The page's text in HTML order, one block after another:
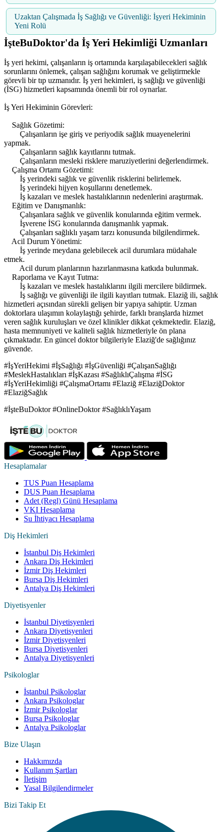
Uzaktan Çalışmada İş Sağlığı ve Güvenliği: İşyeri Hekiminin
Yeni Rolü
İşteBuDoktor'da İş Yeri Hekimliği Uzmanları
İş yeri hekimi, çalışanların iş ortamında karşılaşabilecekleri sağlık
sorunlarını önlemek, çalışan sağlığını korumak ve geliştirmekle
görevli bir tıp uzmanıdır. İş yeri hekimleri, iş sağlığı ve güvenliği
(İSG) hizmetleri kapsamında önemli bir rol oynarlar.
İş Yeri Hekiminin Görevleri:
Sağlık Gözetimi:
Çalışanların işe giriş ve periyodik sağlık muayenelerini
yapmak.
Çalışanların sağlık kayıtlarını tutmak.
Çalışanların mesleki risklere maruziyetlerini değerlendirmek.
Çalışma Ortamı Gözetimi:
İş yerindeki sağlık ve güvenlik risklerini belirlemek.
İş yerindeki hijyen koşullarını denetlemek.
İş kazaları ve meslek hastalıklarının nedenlerini araştırmak.
Eğitim ve Danışmanlık:
Çalışanlara sağlık ve güvenlik konularında eğitim vermek.
İşverene İSG konularında danışmanlık yapmak.
Çalışanları sağlıklı yaşam tarzı konusunda bilgilendirmek.
Acil Durum Yönetimi:
İş yerinde meydana gelebilecek acil durumlara müdahale
etmek.
Acil durum planlarının hazırlanmasına katkıda bulunmak.
Raporlama ve Kayıt Tutma:
İş kazaları ve meslek hastalıklarını ilgili mercilere bildirmek.
İş sağlığı ve güvenliği ile ilgili kayıtları tutmak. Elaziğ ili, sağlık
hizmetleri açısından sürekli gelişen bir yapıya sahiptir. Uzman
doktorlara ulaşımın kolaylaştığı şehirde, farklı branşlarda hizmet
veren sağlık kuruluşları ve özel klinikler dikkat çekmektedir. Elaziğ,
hasta memnuniyeti ve kaliteli sağlık hizmetleriyle ön plana
çıkmaktadır. En güncel doktor bilgileriyle Elaziğ'de sağlığınız
güvende.
#İşYeriHekimi #İşSağlığı #İşGüvenliği #ÇalışanSağlığı
#MeslekHastalıkları #İşKazası #SağlıklıÇalışma #İSG
#İşYeriHekimliği #ÇalışmaOrtamı #Elaziğ #ElaziğDoktor
#ElaziğSağlık
#İşteBuDoktor #OnlineDoktor #SağlıklıYaşam
Hesaplamalar
TUS Puan Hesaplama
DUS Puan Hesaplama
Adet (Regl) Günü Hesaplama
VKI Hesaplama
Su İhtiyacı Hesaplama
Diş Hekimleri
İstanbul Diş Hekimleri
Ankara Diş Hekimleri
İzmir Diş Hekimleri
Bursa Diş Hekimleri
Antalya Diş Hekimleri
Diyetisyenler
İstanbul Diyetisyenleri
Ankara Diyetisyenleri
İzmir Diyetisyenleri
Bursa Diyetisyenleri
Antalya Diyetisyenleri
Psikologlar
İstanbul Psikologlar
Ankara Psikologlar
İzmir Psikologlar
Bursa Psikologlar
Antalya Psikologlar
Bize Ulaşın
Hakkımızda
Kullanım Şartları
İletişim
Yasal Bilgilendirmeler
Bizi Takip Et